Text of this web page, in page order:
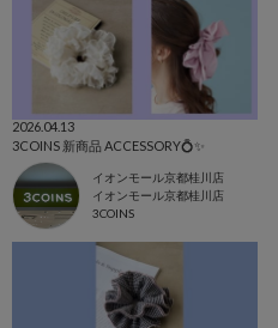
2026.04.13
3COINS 新商品 ACCESSORY💍✨
イオンモール京都桂川店
イオンモール京都桂川店
3COINS